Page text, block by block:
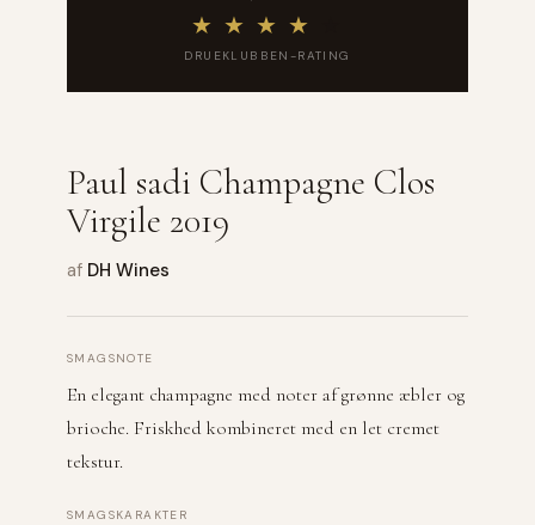
★ ★ ★ ★
DRUEKLUBBEN-RATING
Paul sadi Champagne Clos
Virgile 2019
af DH Wines
SMAGSNOTE
En elegant champagne med noter af grønne æbler og
brioche. Friskhed kombineret med en let cremet
tekstur.
SMAGSKARAKTER